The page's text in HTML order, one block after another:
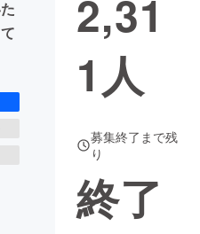
2,31
1人
募集終了まで残
り
終了